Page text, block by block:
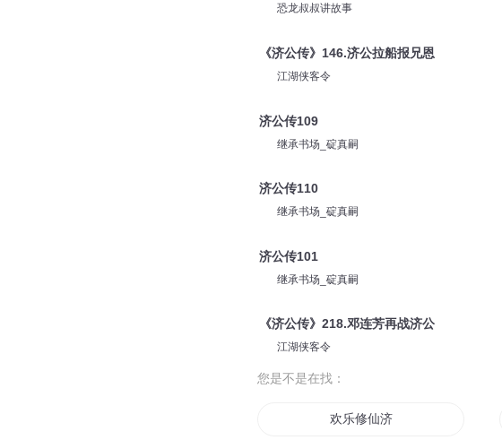
恐龙叔叔讲故事
《济公传》146.济公拉船报兄恩
江湖侠客令
济公传109
继承书场_碇真嗣
济公传110
继承书场_碇真嗣
济公传101
继承书场_碇真嗣
《济公传》218.邓连芳再战济公
江湖侠客令
您是不是在找：
欢乐修仙济世游